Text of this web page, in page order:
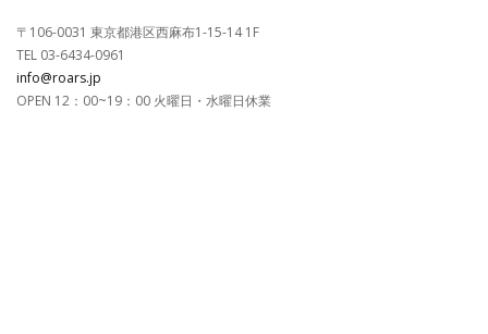
〒106-0031 東京都港区西麻布1-15-14 1F
TEL 03-6434-0961
info@roars.jp
OPEN 12：00~19：00 火曜日・水曜日休業